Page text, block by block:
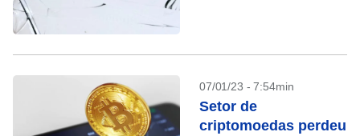
07/01/23 - 7:54min
Setor de
criptomoedas perdeu